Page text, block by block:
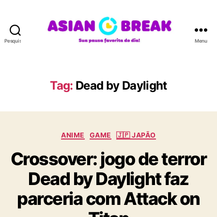
Pesquisar
A
N
R
A
Menu
Tag: Dead by Daylight
C
t
e
g
o
r
i
ANIME GAME 🇯🇵 JAPÃO
Crossover: jogo de terror
Dead by Daylight faz
parceria com Attack on